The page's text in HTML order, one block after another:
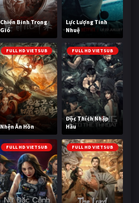
Chiến Binh Trong
Gió
Lực Lượng Tinh
Nhuệ
FULL HD VIETSUB
Nhện Ăn Hồn
FULL HD VIETSUB
Độc Thích Nhập
Hầu
FULL HD VIETSUB FULL HD VIETSUB